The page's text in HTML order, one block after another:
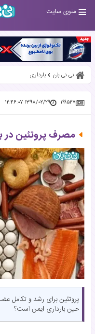
منوی سایت
نی نی بان بارداری
۱۹۹۵۲۷ ۱۳۹۸/۰۲/۲۹ ۱۲:۴۶:۰۷
مصرف پروتئین در
پروتئین برای رشد و تکامل
حین بارداری ایمن است؟